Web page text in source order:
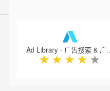
Ad
★ ★ ★ ★ ★